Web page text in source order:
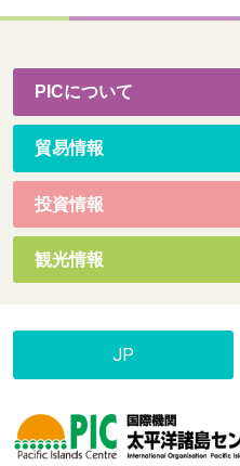
PICについて
貿易情報
投資情報
観光情報
JP